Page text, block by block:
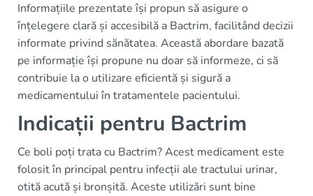
Informațiile prezentate își propun să asigure o
înțelegere clară și accesibilă a Bactrim, facilitând decizii
informate privind sănătatea. Această abordare bazată
pe informație își propune nu doar să informeze, ci să
contribuie la o utilizare eficientă și sigură a
medicamentului în tratamentele pacientului.
Indicații pentru Bactrim
Ce boli poți trata cu Bactrim? Acest medicament este
folosit în principal pentru infecții ale tractului urinar,
otită acută și bronșită. Aceste utilizări sunt bine